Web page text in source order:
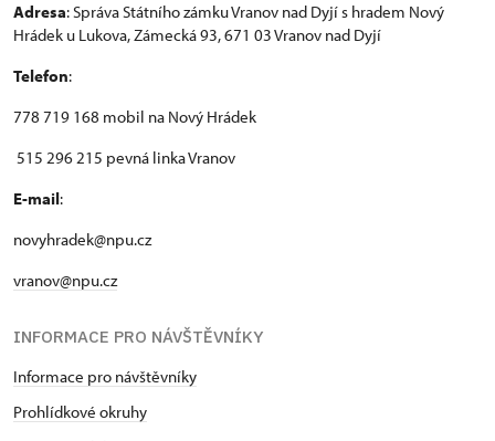
Adresa: Správa Státního zámku Vranov nad Dyjí s hradem Nový
Hrádek u Lukova, Zámecká 93, 671 03 Vranov nad Dyjí
Telefon:
778 719 168 mobil na Nový Hrádek
515 296 215 pevná linka Vranov
E-mail:
novyhradek@npu.cz
vranov@npu.cz
INFORMACE PRO NÁVŠTĚVNÍKY
Informace pro návštěvníky
Prohlídkové okruhy